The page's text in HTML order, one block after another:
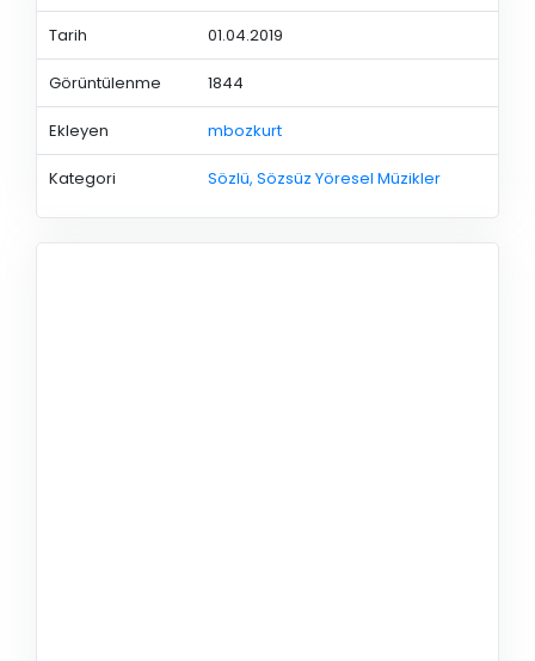
Tarih 01.04.2019
Görüntülenme 1844
Ekleyen mbozkurt
Kategori Sözlü, Sözsüz Yöresel Müzikler